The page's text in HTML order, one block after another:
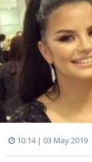
10:14 | 03 May 2019